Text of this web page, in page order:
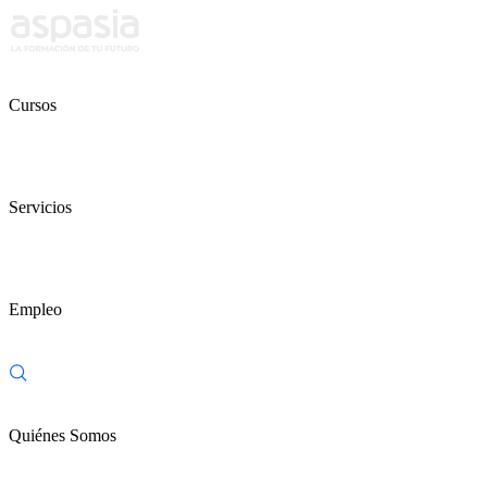
Cursos
Servicios
Empleo
Quiénes Somos